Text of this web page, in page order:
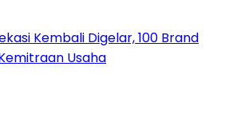
Kembali Digelar, 100 Brand
Usaha